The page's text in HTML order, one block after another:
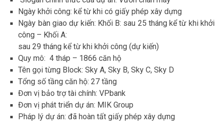
Ngày khởi công: kể từ khi có giấy phép xây dựng
Ngày bàn giao dự kiến: Khối B: sau 25 tháng kể từ khi khởi
công – Khối A:
sau 29 tháng kể từ khi khởi công (dự kiến)
Quy mô: 4 tháp – 1866 căn hộ
Tên gọi từng Block: Sky A, Sky B, Sky C, Sky D
Tổng số tầng căn hộ: 27 tầng
Đơn vị bảo trợ tài chính: VPbank
Đơn vị phát triển dự án: MIK Group
Pháp lý dự án: đã hoàn tất giấy phép xây dựng